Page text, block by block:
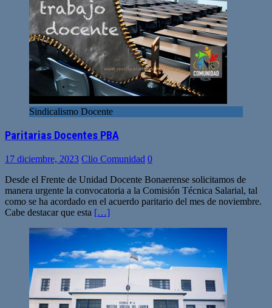
Sindicalismo Docente
Paritarias Docentes PBA
17 diciembre, 2023 Clio Comunidad 0
Desde el Frente de Unidad Docente Bonaerense solicitamos de
manera urgente la convocatoria a la Comisión Técnica Salarial, tal
como se ha acordado en el acuerdo paritario del mes de noviembre.
Cabe destacar que esta […]